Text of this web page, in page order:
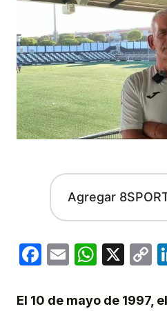
Agregar
Facebook
Email X
El 10 de mayo de 1997,